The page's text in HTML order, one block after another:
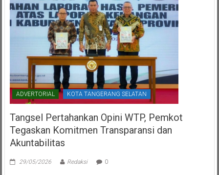
ADVERTORIAL KOTA TANGERANG SELATAN
Tangsel Pertahankan Opini WTP, Pemkot
Tegaskan Komitmen Transparansi dan
Akuntabilitas
29/05/2026 Redaksi 0